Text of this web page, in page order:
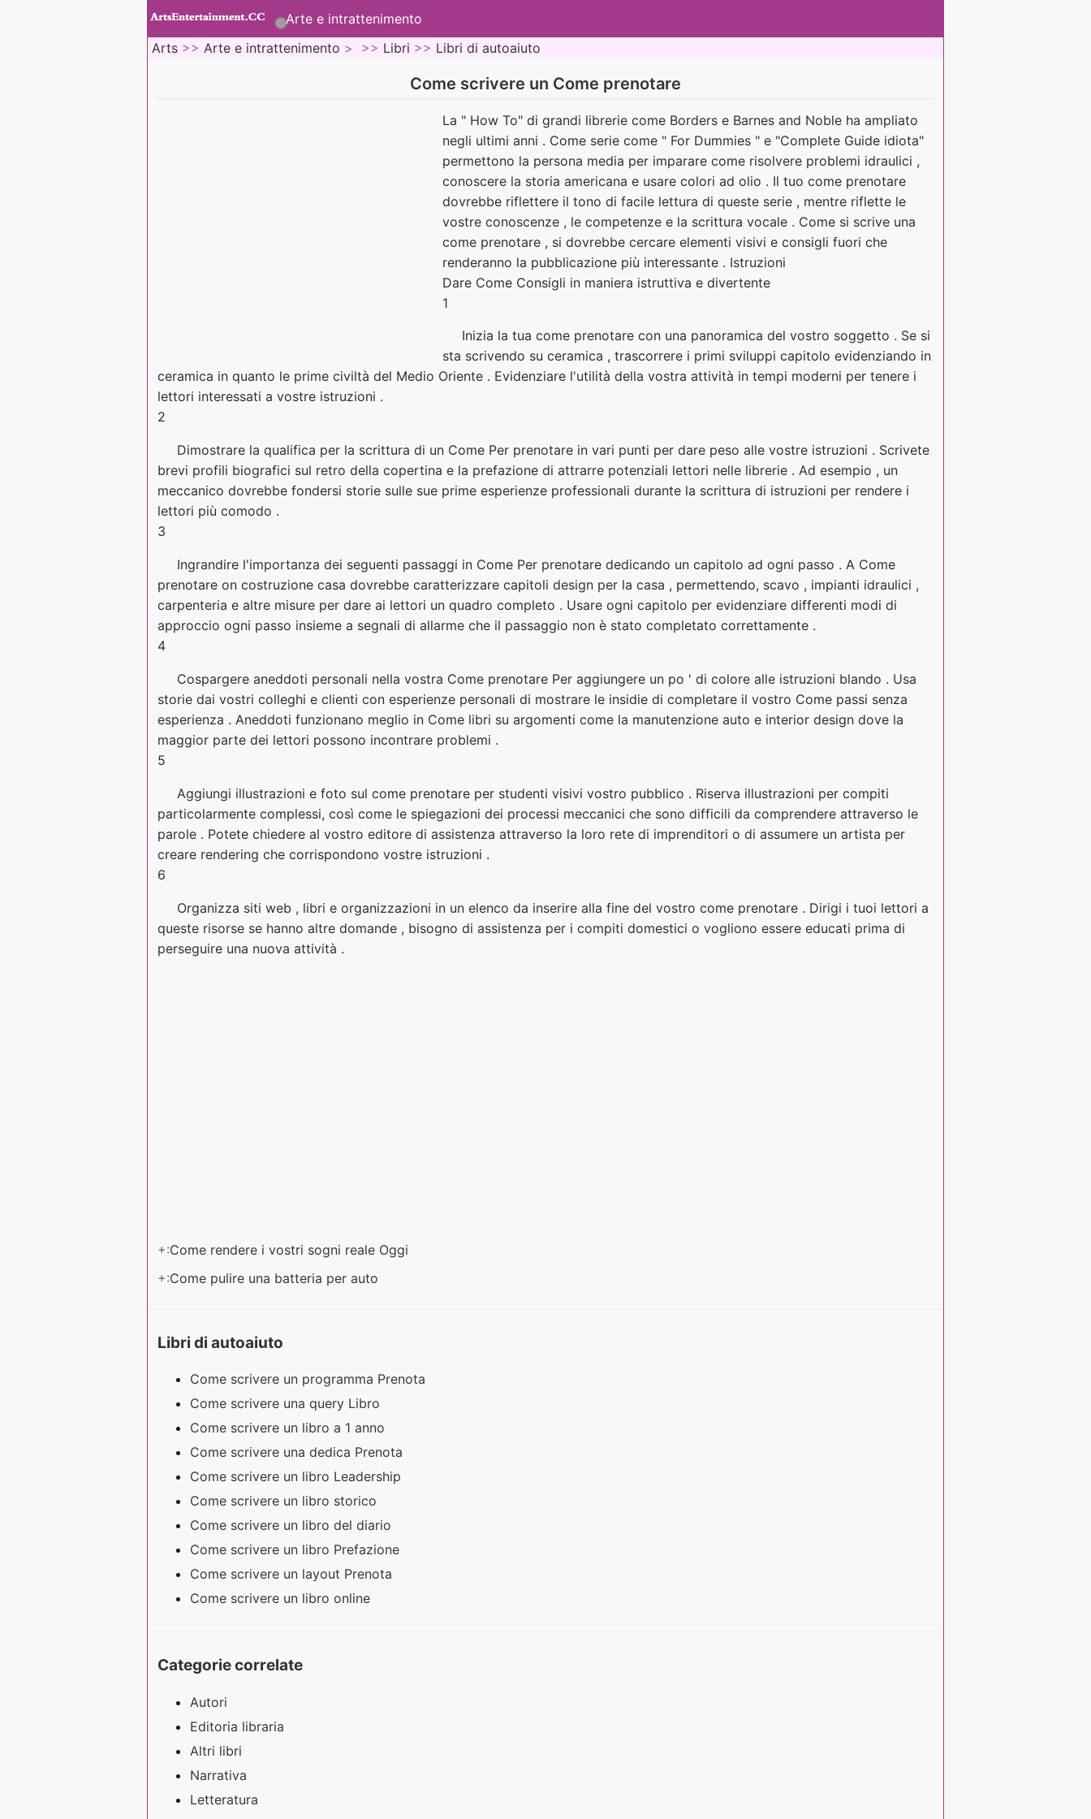
Arte e intrattenimento
Arts >> Arte e intrattenimento > >> Libri >> Libri di autoaiuto
Come scrivere un Come prenotare
La " How To" di grandi librerie come Borders e Barnes and Noble ha ampliato
negli ultimi anni . Come serie come " For Dummies " e "Complete Guide idiota"
permettono la persona media per imparare come risolvere problemi idraulici ,
conoscere la storia americana e usare colori ad olio . Il tuo come prenotare
dovrebbe riflettere il tono di facile lettura di queste serie , mentre riflette le
vostre conoscenze , le competenze e la scrittura vocale . Come si scrive una
come prenotare , si dovrebbe cercare elementi visivi e consigli fuori che
renderanno la pubblicazione più interessante . Istruzioni
Dare Come Consigli in maniera istruttiva e divertente
1
Inizia la tua come prenotare con una panoramica del vostro soggetto . Se si
sta scrivendo su ceramica , trascorrere i primi sviluppi capitolo evidenziando in
ceramica in quanto le prime civiltà del Medio Oriente . Evidenziare l'utilità della vostra attività in tempi moderni per tenere i
lettori interessati a vostre istruzioni .
2
Dimostrare la qualifica per la scrittura di un Come Per prenotare in vari punti per dare peso alle vostre istruzioni . Scrivete
brevi profili biografici sul retro della copertina e la prefazione di attrarre potenziali lettori nelle librerie . Ad esempio , un
meccanico dovrebbe fondersi storie sulle sue prime esperienze professionali durante la scrittura di istruzioni per rendere i
lettori più comodo .
3
Ingrandire l'importanza dei seguenti passaggi in Come Per prenotare dedicando un capitolo ad ogni passo . A Come
prenotare on costruzione casa dovrebbe caratterizzare capitoli design per la casa , permettendo, scavo , impianti idraulici ,
carpenteria e altre misure per dare ai lettori un quadro completo . Usare ogni capitolo per evidenziare differenti modi di
approccio ogni passo insieme a segnali di allarme che il passaggio non è stato completato correttamente .
4
Cospargere aneddoti personali nella vostra Come prenotare Per aggiungere un po ' di colore alle istruzioni blando . Usa
storie dai vostri colleghi e clienti con esperienze personali di mostrare le insidie ​​di completare il vostro Come passi senza
esperienza . Aneddoti funzionano meglio in Come libri su argomenti come la manutenzione auto e interior design dove la
maggior parte dei lettori possono incontrare problemi .
5
Aggiungi illustrazioni e foto sul come prenotare per studenti visivi vostro pubblico . Riserva illustrazioni per compiti
particolarmente complessi, così come le spiegazioni dei processi meccanici che sono difficili da comprendere attraverso le
parole . Potete chiedere al vostro editore di assistenza attraverso la loro rete di imprenditori o di assumere un artista per
creare rendering che corrispondono vostre istruzioni .
6
Organizza siti web , libri e organizzazioni in un elenco da inserire alla fine del vostro come prenotare . Dirigi i tuoi lettori a
queste risorse se hanno altre domande , bisogno di assistenza per i compiti domestici o vogliono essere educati prima di
perseguire una nuova attività .
+:Come rendere i vostri sogni reale Oggi
+:Come pulire una batteria per auto
Libri di autoaiuto
Come scrivere un programma Prenota
Come scrivere una query Libro
Come scrivere un libro a 1 anno
Come scrivere una dedica Prenota
Come scrivere un libro Leadership
Come scrivere un libro storico
Come scrivere un libro del diario
Come scrivere un libro Prefazione
Come scrivere un layout Prenota
Come scrivere un libro online
Categorie correlate
Autori
Editoria libraria
Altri libri
Narrativa
Letteratura